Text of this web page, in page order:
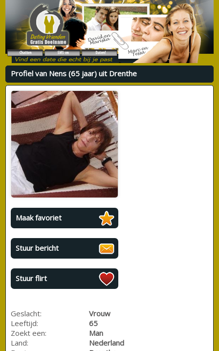
Profiel van Nens (65 jaar) uit Drenthe
Maak favoriet
Stuur bericht
Stuur flirt
Geslacht:
Vrouw
Leeftijd:
65
Zoekt een:
Man
Land:
Nederland